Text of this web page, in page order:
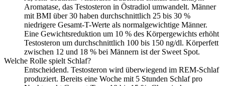
Aromatase, das Testosteron in Östradiol umwandelt. Männer
mit BMI über 30 haben durchschnittlich 25 bis 30 %
niedrigere Gesamt-T-Werte als normalgewichtige Männer.
Eine Gewichtsreduktion um 10 % des Körpergewichts erhöht
Testosteron um durchschnittlich 100 bis 150 ng/dl. Körperfett
zwischen 12 und 18 % bei Männern ist der Sweet Spot.
Welche Rolle spielt Schlaf?
Entscheidend. Testosteron wird überwiegend im REM-Schlaf
produziert. Bereits eine Woche mit 5 Stunden Schlaf pro